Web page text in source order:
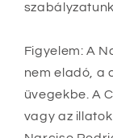
Figyelem: A
nem eladó, a
üvegekbe. A
vagy az